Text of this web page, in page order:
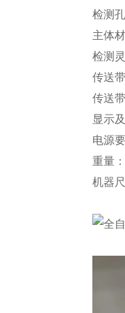
检测
主体
检测
传送
传送
显示
电源
重量
机器